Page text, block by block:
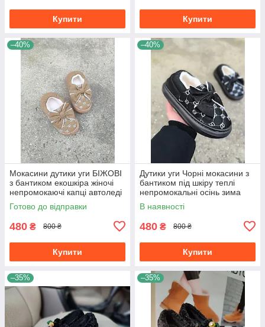
Купити Купити
–40%
Мокасини дутики уги БІЖОВІ
з бантиком екошкіра жіночі
непромокаючі капці автоледі
сліпони
Готово до відправки
480 ₴ 800 ₴
Купити
–40%
Дутики уги Чорні мокасини з
бантиком під шкіру теплі
непромокальні осінь зима
жіночі
В наявності
480 ₴ 800 ₴
Купити
–35% –35%